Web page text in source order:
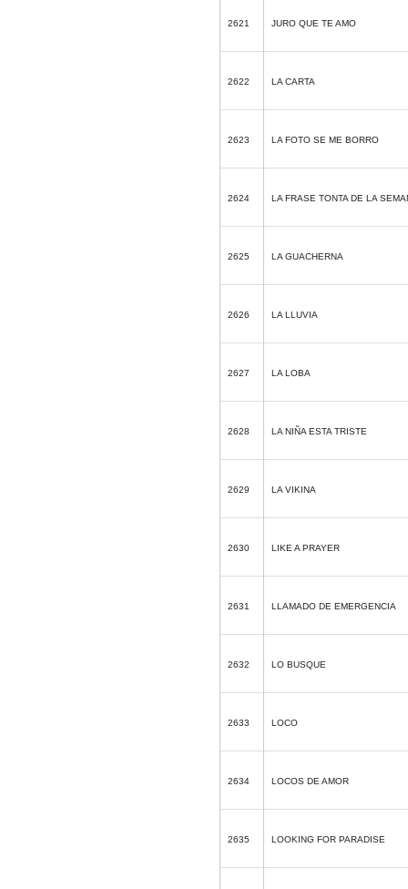
2621 JURO QUE TE AMO
2622 LA CARTA
2623 LA FOTO SE ME BORRO
2624 LA FRASE TONTA DE LA
2625 LA GUACHERNA
2626 LA LLUVIA
2627 LA LOBA
2628 LA NIÑA ESTA TRISTE
2629 LA VIKINA
2630 LIKE A PRAYER
2631 LLAMADO DE EMERGENCIA
2632 LO BUSQUE
2633 LOCO
2634 LOCOS DE AMOR
2635 LOOKING FOR PARADISE